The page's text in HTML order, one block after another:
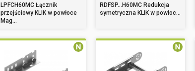
LPFCH60MC Łącznik
przejściowy KLIK w powłoce
Mag...
RDFSP...H60MC Redukcja
symetryczna KLIK w powłoc...